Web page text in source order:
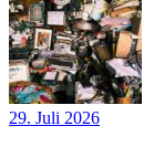
29. Juli 2026